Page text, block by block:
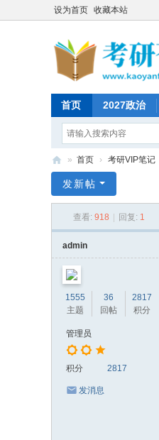
设为首页 收藏本站
首页 2027政治
研
» 首页 › 考研VIP笔记
发新帖
查看: 918 回复: 1
admin
1555
主题
36
回帖
2817
积分
管理员
积分 2817
发消息